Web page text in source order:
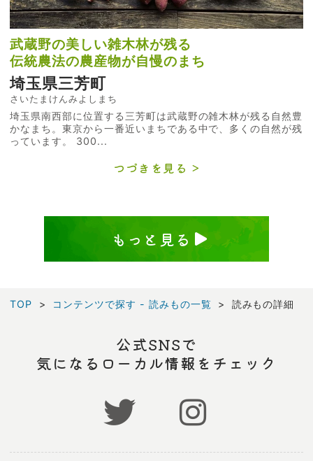
武蔵野の美しい雑木林が残る
伝統農法の農産物が自慢のまち
埼玉県三芳町
さいたまけんみよしまち
埼玉県南西部に位置する三芳町は武蔵野の雑木林が残る自然豊
かなまち。東京から一番近いまちである中で、多くの自然が残
っています。 300...
つづきを見る
もっと見る
TOP コンテンツで探す - 読みもの一覧 読みもの詳細
公式SNSで
気になるローカル情報をチェック